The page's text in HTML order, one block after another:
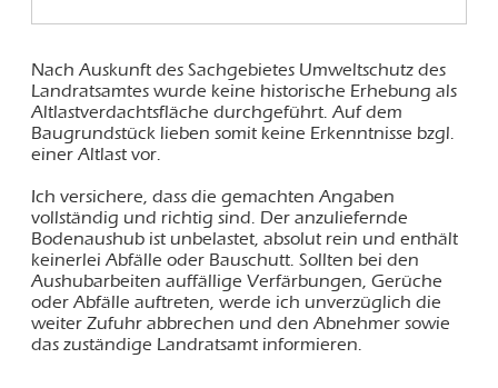
Nach Auskunft des Sachgebietes Umweltschutz des
Landratsamtes wurde keine historische Erhebung als
Altlastverdachtsfläche durchgeführt. Auf dem
Baugrundstück lieben somit keine Erkenntnisse bzgl.
einer Altlast vor.
Ich versichere, dass die gemachten Angaben
vollständig und richtig sind. Der anzuliefernde
Bodenaushub ist unbelastet, absolut rein und enthält
keinerlei Abfälle oder Bauschutt. Sollten bei den
Aushubarbeiten auffällige Verfärbungen, Gerüche
oder Abfälle auftreten, werde ich unverzüglich die
weiter Zufuhr abbrechen und den Abnehmer sowie
das zuständige Landratsamt informieren.